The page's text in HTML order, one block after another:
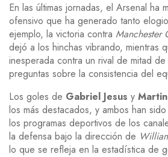
En las últimas jornadas, el Arsenal ha
ofensivo que ha generado tanto
ejemplo, la victoria contra Manchester
dejó a los hinchas vibrando, mientras
inesperada contra un rival de mitad
preguntas sobre la consistencia del
Los goles de Gabriel Jesus y
los más destacados, y ambos han
los programas deportivos de los
la defensa bajo la dirección de
lo que se refleja en la estadística de